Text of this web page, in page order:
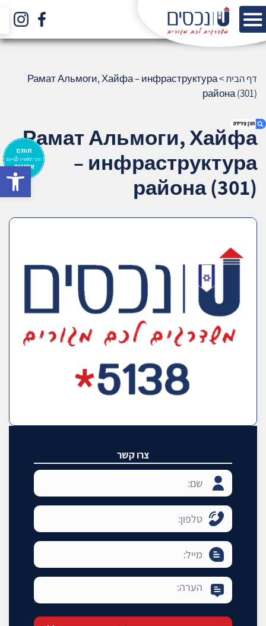
1. Рамат Альмоги, Хайфа –
инфраструктура района (301)
3. שאלתם ? ענינו !
דף הבית>
Рамат Альмоги, Хайфа – инфраструктура
района (301)
Рамат Альмоги, Хайфа
– инфраструктура
района (301)
צרו קשר